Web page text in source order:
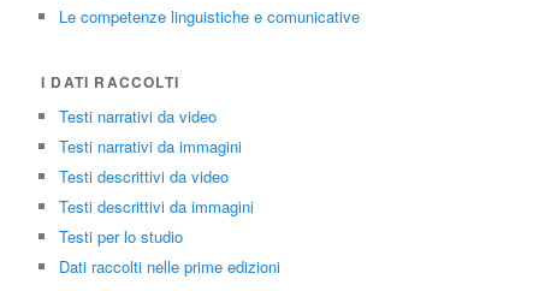
Le competenze linguistiche e comunicative
I DATI RACCOLTI
Testi narrativi da video
Testi narrativi da immagini
Testi descrittivi da video
Testi descrittivi da immagini
Testi per lo studio
Dati raccolti nelle prime edizioni